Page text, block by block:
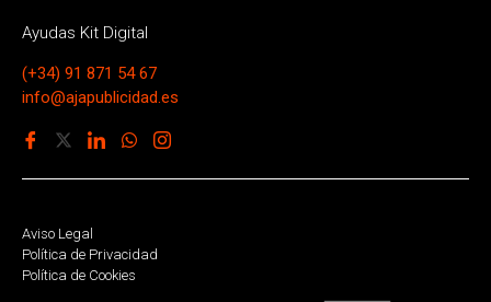
Ayudas Kit Digital
(+34) 91 871 54 67
info@ajapublicidad.es
Aviso Legal
Política de Privacidad
Política de Cookies